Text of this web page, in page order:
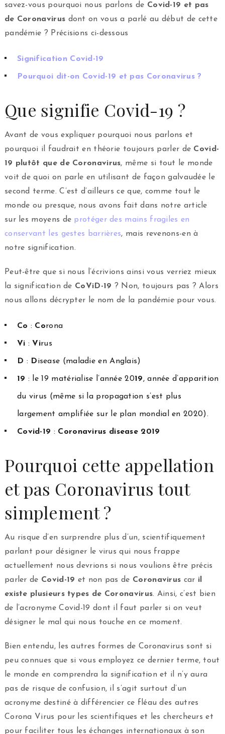
savez-vous pourquoi nous parlons de Covid-19 et pas
de Coronavirus dont on vous a parlé au début de cette
pandémie ? Précisions ci-dessous
Signification Covid-19
Pourquoi dit-on Covid-19 et pas Coronavirus ?
Que signifie Covid-19 ?
Avant de vous expliquer pourquoi nous parlons et
pourquoi il faudrait en théorie toujours parler de Covid-
19 plutôt que de Coronavirus, même si tout le monde
voit de quoi on parle en utilisant de façon galvaudée le
second terme. C’est d’ailleurs ce que, comme tout le
monde ou presque, nous avons fait dans notre article
sur les moyens de protéger des mains fragiles en
conservant les gestes barrières, mais revenons-en à
notre signification.
Peut-être que si nous l’écrivions ainsi vous verriez mieux
la signification de CoViD-19 ? Non, toujours pas ? Alors
nous allons décrypter le nom de la pandémie pour vous.
Co : Corona
Vi : Virus
D : Disease (maladie en Anglais)
19 : le 19 matérialise l’année 2019, année d’apparition
du virus (même si la propagation s’est plus
largement amplifiée sur le plan mondial en 2020).
Covid-19 : Coronavirus disease 2019
Pourquoi cette appellation
et pas Coronavirus tout
simplement ?
Au risque d’en surprendre plus d’un, scientifiquement
parlant pour désigner le virus qui nous frappe
actuellement nous devrions si nous voulions être précis
parler de Covid-19 et non pas de Coronavirus car il
existe plusieurs types de Coronavirus. Ainsi, c’est bien
de l’acronyme Covid-19 dont il faut parler si on veut
désigner le mal qui nous touche en ce moment.
Bien entendu, les autres formes de Coronavirus sont si
peu connues que si vous employez ce dernier terme, tout
le monde en comprendra la signification et il n’y aura
pas de risque de confusion, il s’agit surtout d’un
acronyme destiné à différencier ce fléau des autres
Corona Virus pour les scientifiques et les chercheurs et
pour faciliter tous les échanges internationaux à son